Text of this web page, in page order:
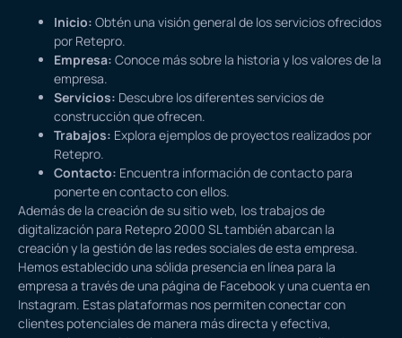
Inicio: Obtén una visión general de los servicios ofrecidos
por Retepro.
Empresa: Conoce más sobre la historia y los valores de la
empresa.
Servicios: Descubre los diferentes servicios de
construcción que ofrecen.
Trabajos: Explora ejemplos de proyectos realizados por
Retepro.
Contacto: Encuentra información de contacto para
ponerte en contacto con ellos.
Además de la creación de su sitio web, los trabajos de
digitalización para Retepro 2000 SL también abarcan la
creación y la gestión de las redes sociales de esta empresa.
Hemos establecido una sólida presencia en línea para la
empresa a través de una página de Facebooky una cuenta en
Instagram. Estas plataformas nos permiten conectar con
clientes potenciales de manera más directa y efectiva,